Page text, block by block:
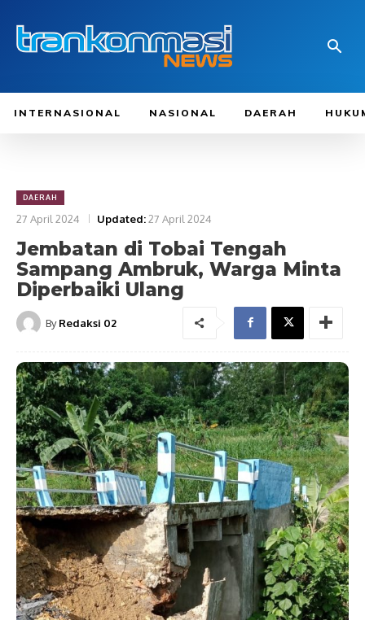
INTERNASIONAL NASIONAL DAERAH
DAERAH
27 April 2024 Updated:27 April 2024
Jembatan di Tobai Tengah
Sampang Ambruk, Warga Minta
Diperbaiki Ulang
By Redaksi 02